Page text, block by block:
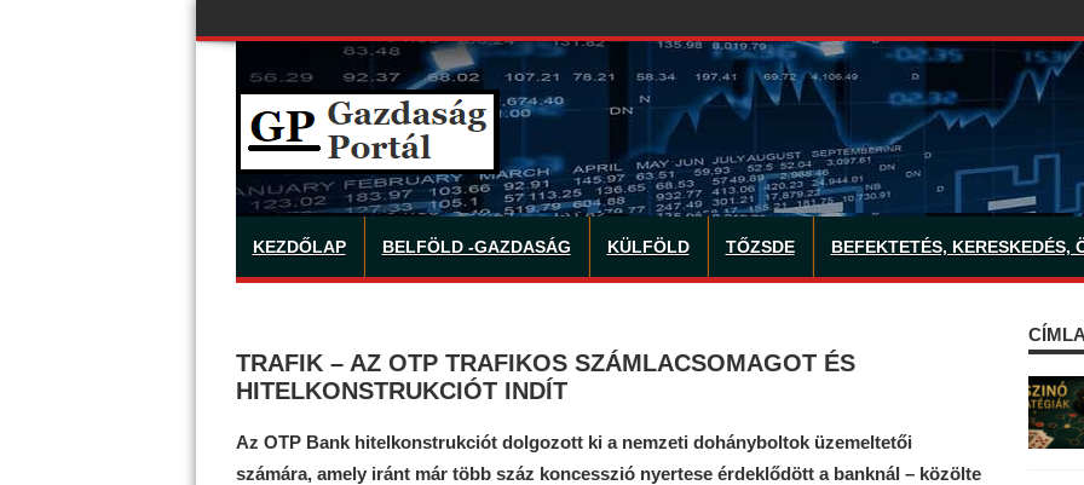
KEZDŐLAP BELFÖLD -GAZDASÁG KÜLFÖLD TŐZSDE BEFEKTETÉS, KERESKEDÉS,
TRAFIK – AZ OTP TRAFIKOS SZÁMLACSOMAGOT ÉS
HITELKONSTRUKCIÓT INDÍT
Az OTP Bank hitelkonstrukciót dolgozott ki a nemzeti dohányboltok üzemeltetői
számára, amely iránt már több száz koncesszió nyertese érdeklődött a banknál – közölte